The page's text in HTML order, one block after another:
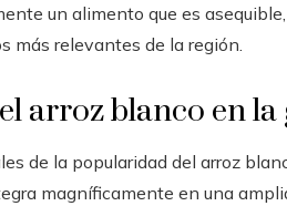
un alimento que es
más relevantes de la región.
arroz blanco en
de la popularidad del arroz
magníficamente en una